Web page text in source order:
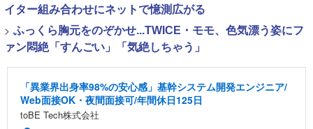
イター組み合わせにネットで憶測広がる
> ふっくら胸元をのぞかせ...TWICE・モモ、色気漂う姿にフ
ァン悶絶「すんごい」「気絶しちゃう」
「異業界出身率98%の安心感」基幹システム開発エンジニア/
Web面接OK・夜間面接可/年間休日125日
toBE Tech株式会社